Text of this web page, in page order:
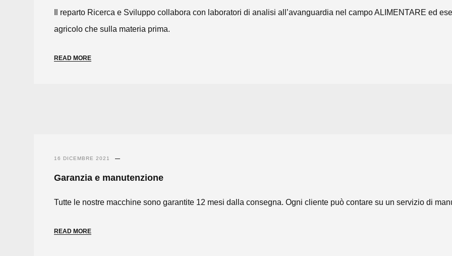
Il reparto Ricerca e Sviluppo collabora con laboratori di analisi all’avanguardia nel campo ALIMENTARE ed
agricolo che sulla materia prima.
READ MORE
16 DICEMBRE 2021
Garanzia e manutenzione
Tutte le nostre macchine sono garantite 12 mesi dalla consegna. Ogni cliente può contare su un servizio di
READ MORE